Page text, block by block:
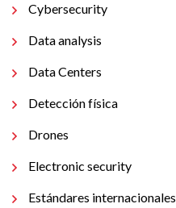
Cybersecurity
Data analysis
Data Centers
Detección física
Drones
Electronic security
Estándares internacionales